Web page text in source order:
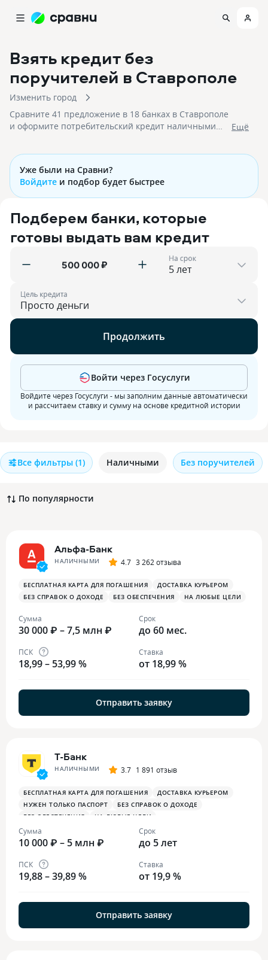
Взять кредит без
поручителей в Ставрополе
Изменить город
Сравните 41 предложение в 18 банках в Ставрополе
и оформите потребительский кредит наличными
Eщё
Уже были на Сравни?
Войдите и подбор будет быстрее
Подберем банки, которые
готовы выдать вам кредит
₽ На срок
Цель кредита
Продолжить
Войдите через Госуслуги - мы заполним данные автоматически
и рассчитаем ставку и сумму на основе кредитной истории
Войти через Госуслуги
Все фильтры (1) Наличными Без поручителей
По популярности
Альфа-Банк
НАЛИЧНЫМИ 4.7 3 262 отзыва
БЕСПЛАТНАЯ КАРТА ДЛЯ ПОГАШЕНИЯ
ДОСТАВКА КУРЬЕРОМ
БЕЗ СПРАВОК О ДОХОДЕ
БЕЗ ОБЕСПЕЧЕНИЯ НА ЛЮБЫЕ ЦЕЛИ
Сумма
30 000 ₽ – 7,5 млн ₽
Срок
до 60 мес.
ПСК
18,99 – 53,99 %
Ставка
от 18,99 %
Отправить заявку
Т-Банк
НАЛИЧНЫМИ 3.7 1 891 отзыв
БЕСПЛАТНАЯ КАРТА ДЛЯ ПОГАШЕНИЯ
ДОСТАВКА КУРЬЕРОМ
НУЖЕН ТОЛЬКО ПАСПОРТ
БЕЗ СПРАВОК О ДОХОДЕ
БЕЗ ОБЕСПЕЧЕНИЯ
НА ЛЮБЫЕ ЦЕЛИ
Сумма
10 000 ₽ – 5 млн ₽
Срок
до 5 лет
ПСК
19,88 – 39,89 %
Ставка
от 19,9 %
Отправить заявку